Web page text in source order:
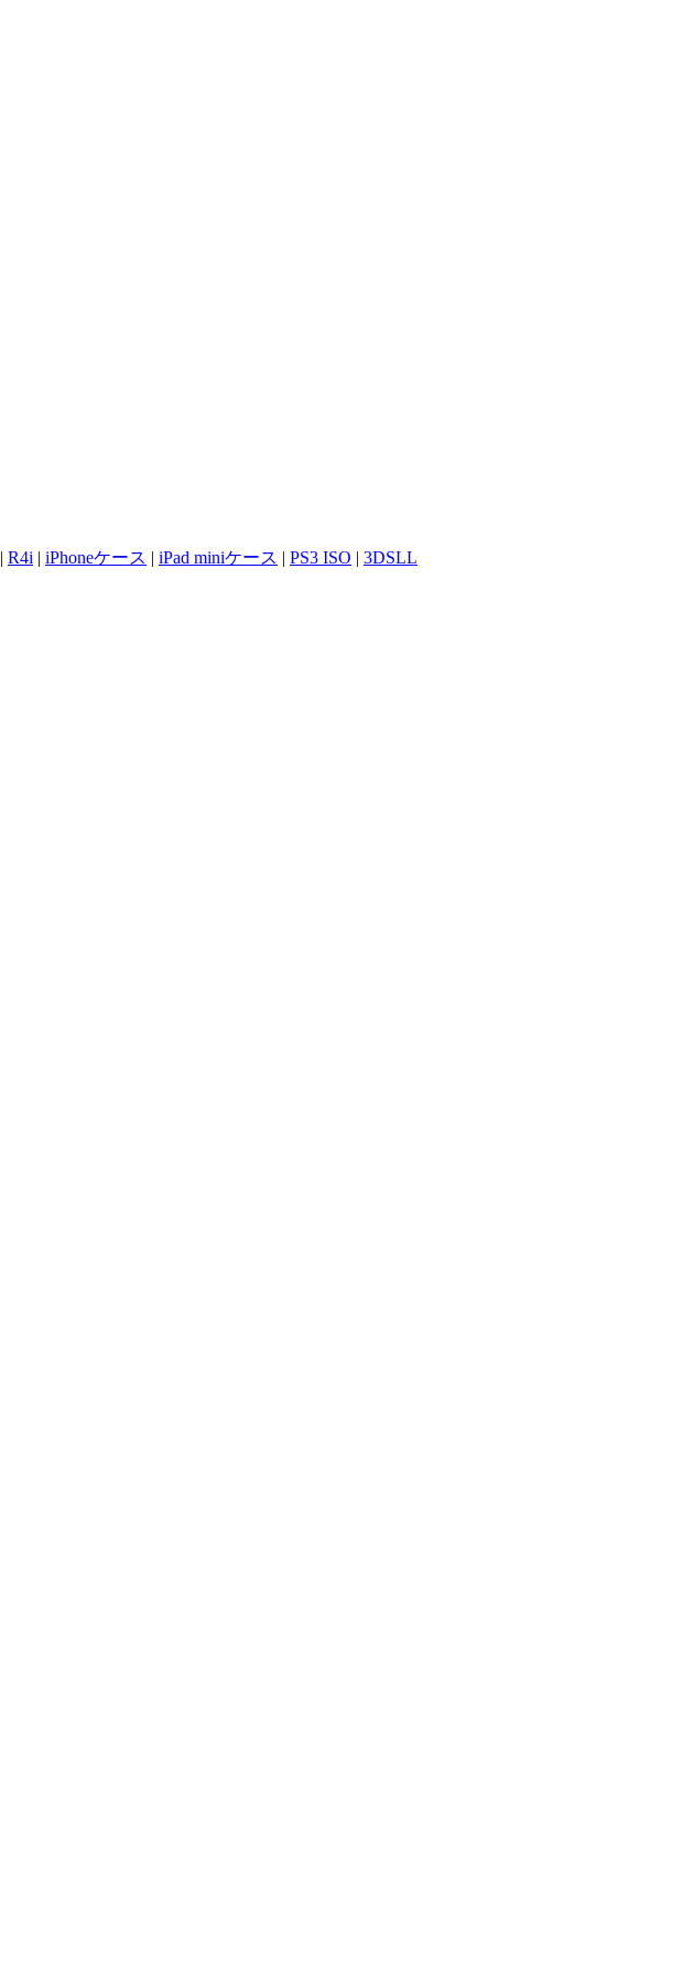
| R4i | iPhoneケース | iPad miniケース | PS3 ISO | 3DSLL